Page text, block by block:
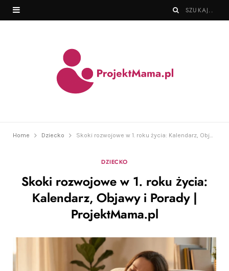
Home Dziecko Skoki rozwojowe w 1. roku życia: Kalendarz, Objawy i Porady | ProjektMama.pl
DZIECKO
Skoki rozwojowe w 1. roku życia:
Kalendarz, Objawy i Porady |
ProjektMama.pl